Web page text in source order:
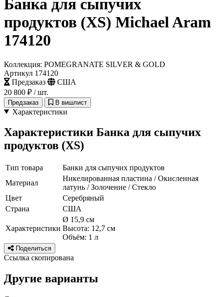
Банка для сыпучих
продуктов (XS) Michael Aram
174120
Коллекция: POMEGRANATE SILVER & GOLD
Артикул 174120
Предзаказ
США
20 800 ₽ / шт.
Предзаказ В вишлист
Характеристики
Характеристики Банка для сыпучих
продуктов (XS)
Тип товара
Банки для сыпучих продуктов
Материал
Никелированная пластина / Окисленная
латунь / Золочение / Стекло
Цвет
Серебряный
Страна
США
Характеристики
Ø 15,9 см
Высота: 12,7 см
Объём: 1 л
Поделиться
Ссылка скопирована
Другие варианты